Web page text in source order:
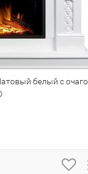
белый с